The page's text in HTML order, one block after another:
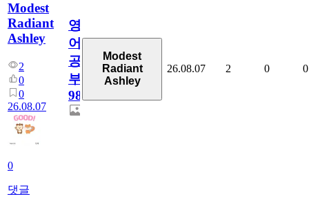
Modest
Radiant
Ashley
2
0
0
26.08.07
0
댓글
영
어
공
부
98
Modest
Radiant
Ashley
26.08.07 2 0 0